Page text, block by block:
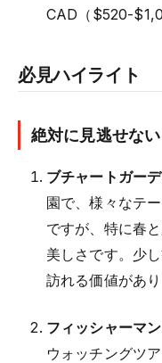
CAD（$520-
必見ハイライト
絶対に見逃せな
ブチャートガー
園で、様々なテ
ですが、特に春
美しさです。少
訪れる価値があり
フィッシャーマ
ウォッチングツ